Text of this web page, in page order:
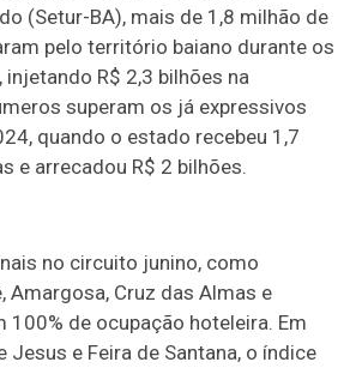
(Setur-BA), mais de 1,8 milhão de
pelo território baiano durante os
R$ 2,3 bilhões na
superam os já expressivos
quando o estado recebeu 1,7
e arrecadou R$ 2 bilhões.
no circuito junino, como
Amargosa, Cruz das Almas e
100% de ocupação hoteleira. Em
Jesus e Feira de Santana, o índice